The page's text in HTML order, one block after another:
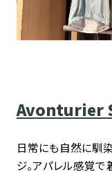
Avonturier
日常にも自然に馴
ジ。アパレル感覚で